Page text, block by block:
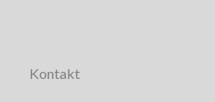
Kontakt